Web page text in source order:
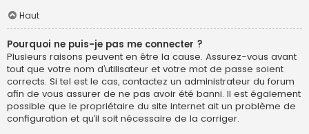
Haut
Pourquoi ne puis-je pas me connecter ?
Plusieurs raisons peuvent en être la cause. Assurez-vous avant
tout que votre nom d’utilisateur et votre mot de passe soient
corrects. Si tel est le cas, contactez un administrateur du forum
afin de vous assurer de ne pas avoir été banni. Il est également
possible que le propriétaire du site internet ait un problème de
configuration et qu’il soit nécessaire de la corriger.